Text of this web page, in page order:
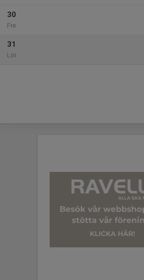
30
Fre
31
Lör